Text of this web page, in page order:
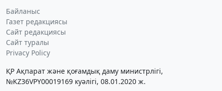
Байланыс
Газет редакциясы
Сайт редакциясы
Сайт туралы
Privacy Policy
ҚР Ақпарат және қоғамдық даму министрлігі,
№KZ36VPY00019169 куәлігі, 08.01.2020 ж.